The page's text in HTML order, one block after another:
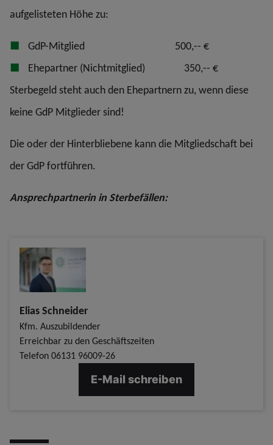
aufgelisteten Höhe zu:
GdP-Mitglied 500,-- €
Ehepartner (Nichtmitglied) 350,-- €
Sterbegeld steht auch den Ehepartnern zu, wenn diese
keine GdP Mitglieder sind!
Die oder der Hinterbliebene kann die Mitgliedschaft bei
der GdP fortführen.
Ansprechpartnerin in Sterbefällen:
Elias Schneider
Kfm. Auszubildender
Erreichbar zu den Geschäftszeiten
Telefon 06131 96009-26
E-Mail schreiben